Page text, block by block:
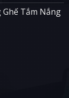
Ghế Tắm Nắng